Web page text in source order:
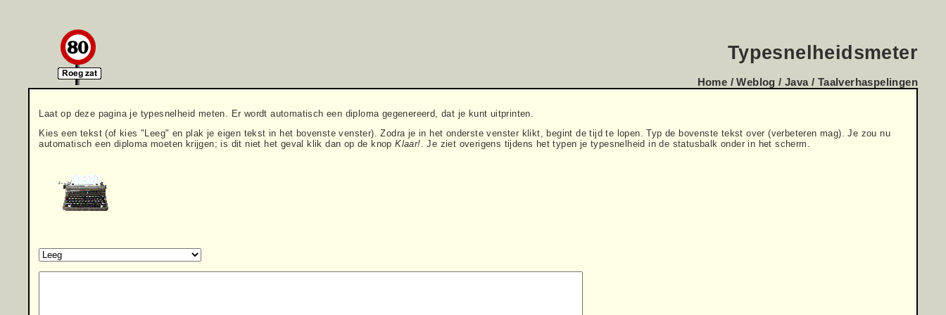
Typesnelheidsmeter
Home /Weblog / Java/ Taalverhaspelingen
Laat op deze pagina je typesnelheid meten. Er wordt automatisch een diploma gegenereerd, dat je kunt uitprinten.
Kies een tekst (of kies "Leeg" en plak je eigen tekst in het bovenste venster). Zodra je in het onderste venster klikt, begint de tijd te lopen. Typ de bovenste tekst over (verbeteren mag). Je zou nu
automatisch een diploma moeten krijgen; is dit niet het geval klik dan op de knopKlaar! . Je ziet overigens tijdens het typen je typesnelheid in de statusbalk onder in het scherm.